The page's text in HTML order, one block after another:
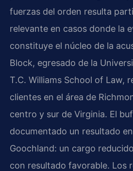
fuerzas del orden resulta
relevante en casos donde la
constituye el núcleo de la
Block, egresado de la
T.C. Williams School of Law,
clientes en el área de
centro y sur de Virginia. El
documentado un resultado
Goochland: un cargo
con resultado favorable. Los